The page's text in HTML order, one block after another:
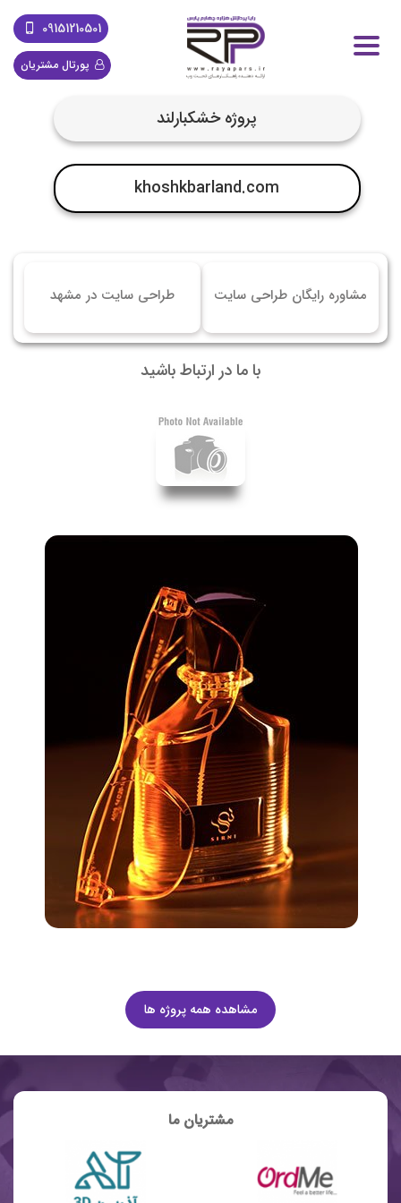
09151210501
پورتال مشتریان
پروژه خشکبارلند
khoshkbarland.com
مشاوره رایگان طراحی سایت طراحی سایت در مشهد
با ما در ارتباط باشید
مشاهده همه پروژه ها
مشتریان ما